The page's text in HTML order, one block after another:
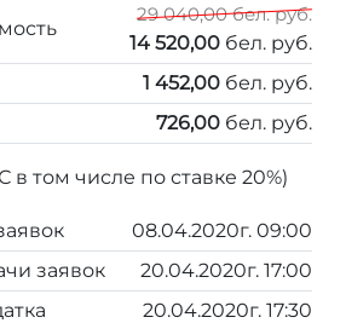
29 040,00 бел. руб.
14 520,00 бел. руб.
1 452,00 бел. руб.
726,00 бел. руб.
том числе по ставке 20%)
08.04.2020г. 09:00
заявок
20.04.2020г. 17:00
20.04.2020г. 17:30